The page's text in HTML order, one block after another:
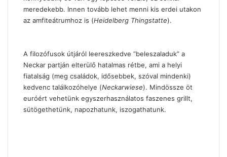
meredekebb. Innen tovább lehet menni kis erdei utakon
az amfiteátrumhoz is (Heidelberg Thingstatte).
A filozófusok útjáról leereszkedve “beleszaladuk” a
Neckar partján elterülő hatalmas rétbe, ami a helyi
fiatalság (meg családok, idősebbek, szóval mindenki)
kedvenc találkozóhelye (Neckarwiese). Mindössze öt
euróért vehetünk egyszerhasználatos faszenes grillt,
sütögethetünk, napozhatunk, iszogathatunk.